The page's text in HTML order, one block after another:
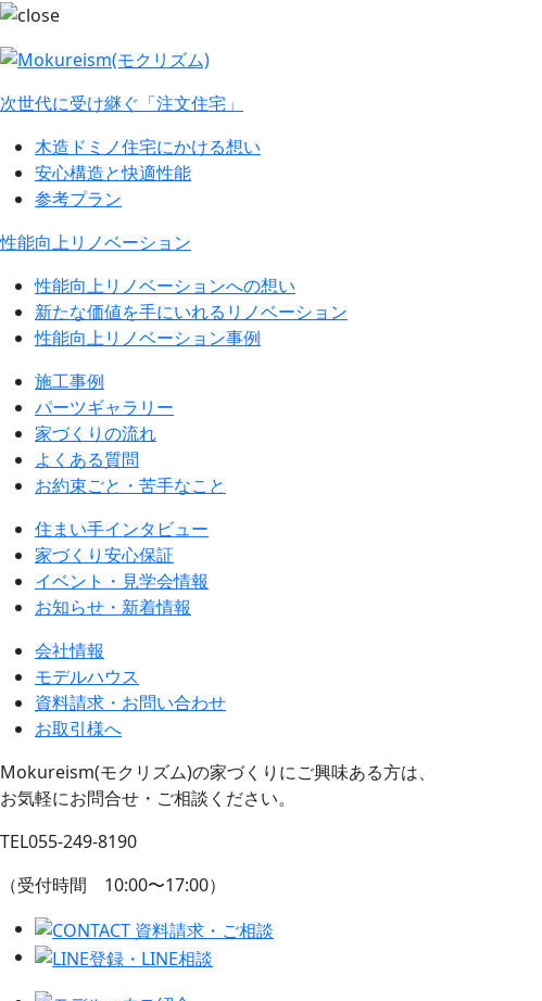
次世代に受け継ぐ「注文住宅」
木造ドミノ住宅にかける想い
安心構造と快適性能
参考プラン
性能向上リノベーション
性能向上リノベーションへの想い
新たな価値を手にいれるリノベーション
性能向上リノベーション事例
施工事例
パーツギャラリー
家づくりの流れ
よくある質問
お約束ごと・苦手なこと
住まい手インタビュー
家づくり安心保証
イベント・見学会情報
お知らせ・新着情報
会社情報
モデルハウス
資料請求・お問い合わせ
お取引様へ
Mokureism(モクリズム)の家づくりにご興味ある方は、
お気軽にお問合せ・ご相談ください。
TEL055-249-8190
（受付時間 10:00〜17:00）